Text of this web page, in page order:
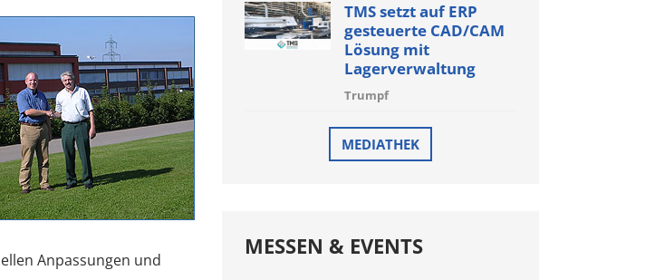
Anpassungen und
TMS setzt auf ERP
gesteuerte CAD/CAM
Lösung mit
Lagerverwaltung
Trumpf
MEDIATHEK
MESSEN & EVENTS